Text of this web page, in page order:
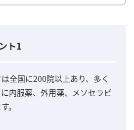
ト1
全国に200院以上あり、多く
内服薬、外用薬、メソセラピ
。